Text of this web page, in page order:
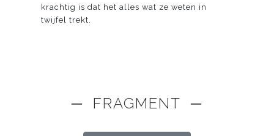
krachtig is dat het alles wat ze weten in
twijfel trekt.
─ FRAGMENT ─